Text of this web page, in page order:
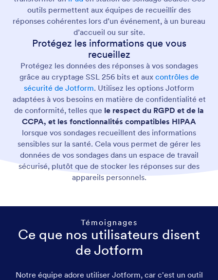
outils permettent aux équipes de recueillir des
réponses cohérentes lors d’un événement, à un bureau
d’accueil ou sur site.
Protégez les informations que vous
recueillez
Protégez les données des réponses à vos sondages
grâce au cryptage SSL 256 bits et aux contrôles de
sécurité de Jotform. Utilisez les options Jotform
adaptées à vos besoins en matière de confidentialité et
de conformité, telles que le respect du RGPD et de la
CCPA, et les fonctionnalités compatibles HIPAA
lorsque vos sondages recueillent des informations
sensibles sur la santé. Cela vous permet de gérer les
données de vos sondages dans un espace de travail
sécurisé, plutôt que de stocker les réponses sur des
appareils personnels.
Témoignages
Ce que nos utilisateurs disent
de Jotform
Notre équipe adore utiliser Jotform, car c'est un outil